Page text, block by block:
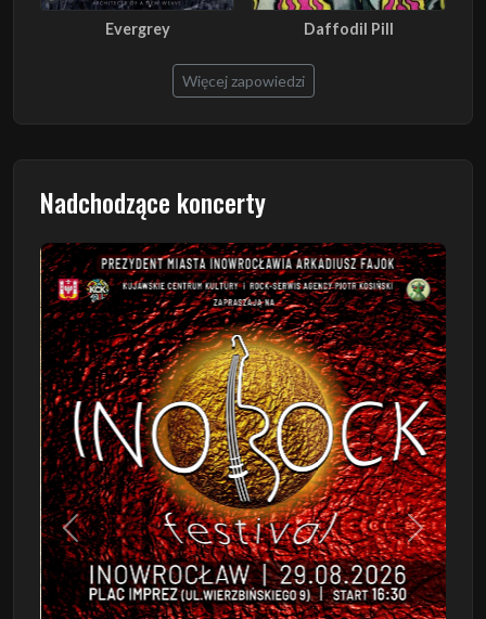
Evergrey Daffodil Pill
Więcej zapowiedzi
Nadchodzące koncerty
Poprzedni Następny